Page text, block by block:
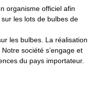
organisme officiel afin
les lots de bulbes de
les bulbes. La réalisation
société s’engage et
du pays importateur.